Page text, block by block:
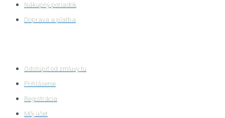
Nákupný poriadok
Doprava a platba
Odstúpiť od zmluvy tu
Prihlásenie
Registrácia
Môj účet